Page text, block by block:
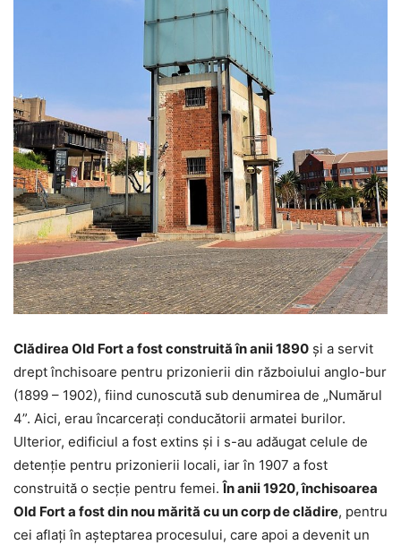
Clădirea Old Fort a fost construită în anii 1890 şi a servit
drept închisoare pentru prizonierii din războiului anglo-bur
(1899 – 1902), fiind cunoscută sub denumirea de „Numărul
4”. Aici, erau încarceraţi conducătorii armatei burilor.
Ulterior, edificiul a fost extins şi i s-au adăugat celule de
detenţie pentru prizonierii locali, iar în 1907 a fost
construită o secţie pentru femei.În anii 1920, închisoarea
Old Fort a fost din nou mărită cu un corp de clădire, pentru
cei aflaţi în aşteptarea procesului, care apoi a devenit un